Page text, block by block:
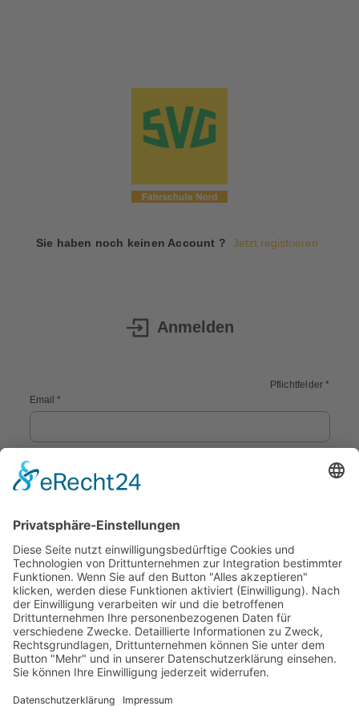
Sie haben noch keinen Account ? Jetzt registrieren
Anmelden
Pflichtfelder *
Email *
Passwort *
Captcha
Angemeldet bleiben Passwort vergessen?
Anmelden